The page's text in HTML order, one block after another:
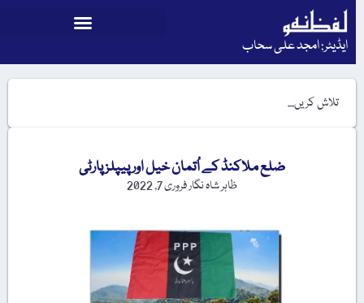
ایڈیٹر: امجد علی سحاب
ضلع ملاکنڈ کے اُتمان خیل اور پیپلز پارٹی
ظاہر شاہ نگارفروری 7, 2022